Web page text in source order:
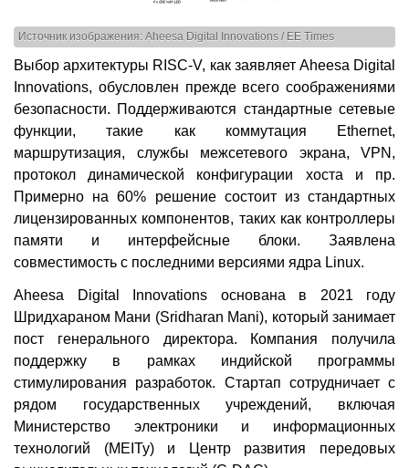
Источник изображения: Aheesa Digital Innovations / EE Times
Выбор архитектуры RISC-V, как заявляет Aheesa Digital
Innovations, обусловлен прежде всего соображениями
безопасности. Поддерживаются стандартные сетевые
функции, такие как коммутация Ethernet,
маршрутизация, службы межсетевого экрана, VPN,
протокол динамической конфигурации хоста и пр.
Примерно на 60% решение состоит из стандартных
лицензированных компонентов, таких как контроллеры
памяти и интерфейсные блоки. Заявлена
совместимость с последними версиями ядра Linux.
Aheesa Digital Innovations основана в 2021 году
Шридхараном Мани (Sridharan Mani), который занимает
пост генерального директора. Компания получила
поддержку в рамках индийской программы
стимулирования разработок. Стартап сотрудничает с
рядом государственных учреждений, включая
Министерство электроники и информационных
технологий (MEITy) и Центр развития передовых